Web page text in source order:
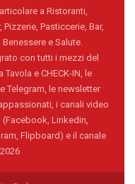
a Ristoranti,
Pasticcerie, Bar,
e Salute.
con tutti i mezzi del
e CHECK-IN, le
Telegram, le newsletter
i canali video
Linkedin,
Flipboard) e il canale